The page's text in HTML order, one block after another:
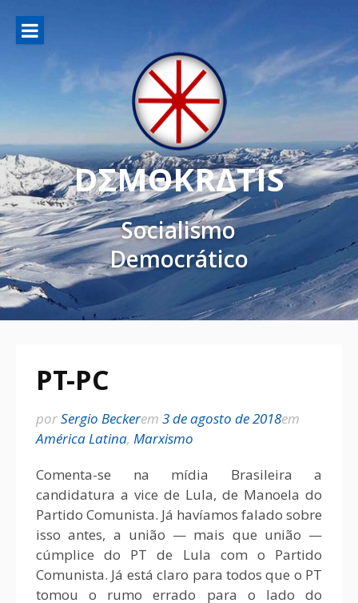
DΣMΘKRΔTIS
Socialismo
Democrático
PT-PC
porSergio Beckerem 3 de agosto de 2018em
América Latina, Marxismo
Comenta-se na mídia Brasileira a
candidatura a vice de Lula, de Manoela do
Partido Comunista. Já havíamos falado sobre
isso antes, a união — mais que união —
cúmplice do PT de Lula com o Partido
Comunista. Já está claro para todos que o PT
tomou o rumo errado para o lado do